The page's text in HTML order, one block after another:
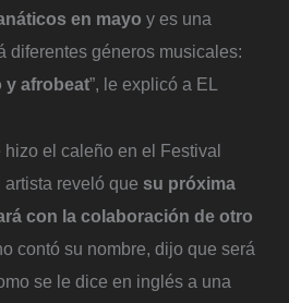
en mayo y es una
diferentes géneros musicales:
y afrobeat”, le explicó a EL
el caleño en el Festival
reveló que su próxima
con la colaboración de otro
contó su nombre, dijo que será
se le dice en inglés a una